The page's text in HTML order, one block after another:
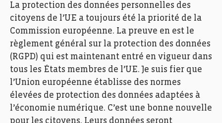
La protection des données personnelles des
citoyens de l’UE a toujours été la priorité de la
Commission européenne. La preuve en est le
règlement général sur la protection des données
(RGPD) qui est maintenant entré en vigueur dans
tous les États membres de l’UE. Je suis fier que
l’Union européenne établisse des normes
élevées de protection des données adaptées à
l’économie numérique. C’est une bonne nouvelle
pour les citoyens. Leurs données seront